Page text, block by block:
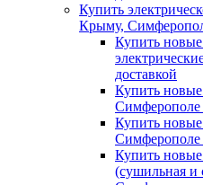
Купить
Крыму,
Купить
доставкой
Купить
Симферополе
Купить
Симферополе
Купить
(сушильная и